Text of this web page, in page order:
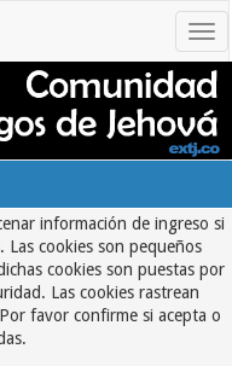
información de ingreso si
cookies son pequeños
cookies son puestas por
Las cookies rastrean
favor confirme si acepta o